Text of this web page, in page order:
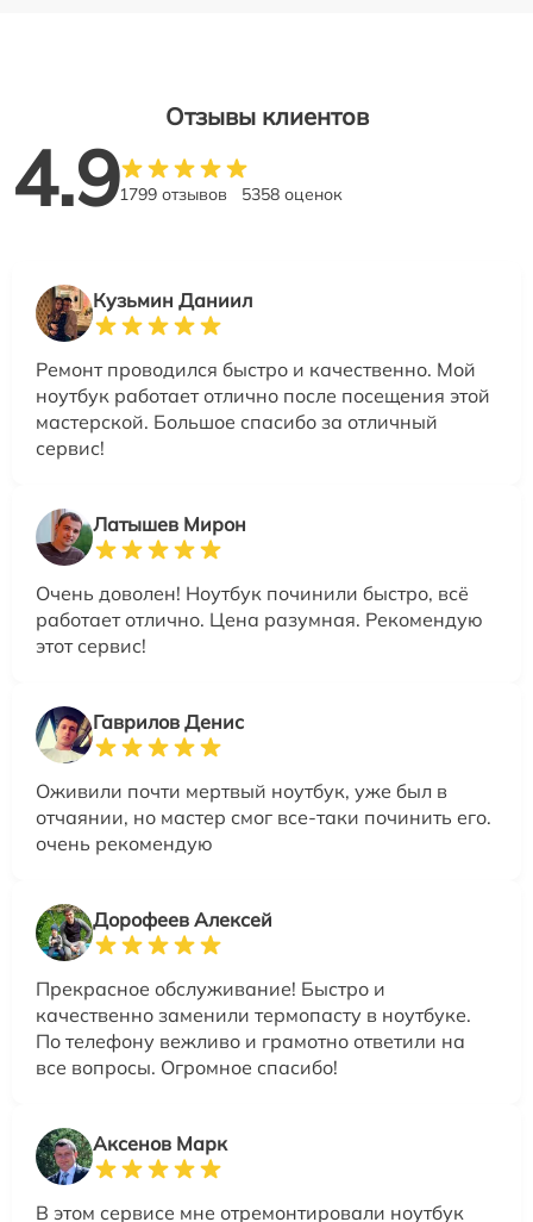
Отзывы клиентов
4.91799 отзывов 5358 оценок
Кузьмин Даниил
Ремонт проводился быстро и качественно. Мой
ноутбук работает отлично после посещения этой
мастерской. Большое спасибо за отличный
сервис!
Латышев Мирон
Очень доволен! Ноутбук починили быстро, всё
работает отлично. Цена разумная. Рекомендую
этот сервис!
Гаврилов Денис
Оживили почти мертвый ноутбук, уже был в
отчаянии, но мастер смог все-таки починить его.
очень рекомендую
Дорофеев Алексей
Прекрасное обслуживание! Быстро и
качественно заменили термопасту в ноутбуке.
По телефону вежливо и грамотно ответили на
все вопросы. Огромное спасибо!
Аксенов Марк
В этом сервисе мне отремонтировали ноутбук